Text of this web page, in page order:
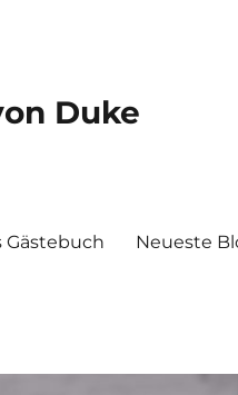
Duke
Gästebuch Neueste